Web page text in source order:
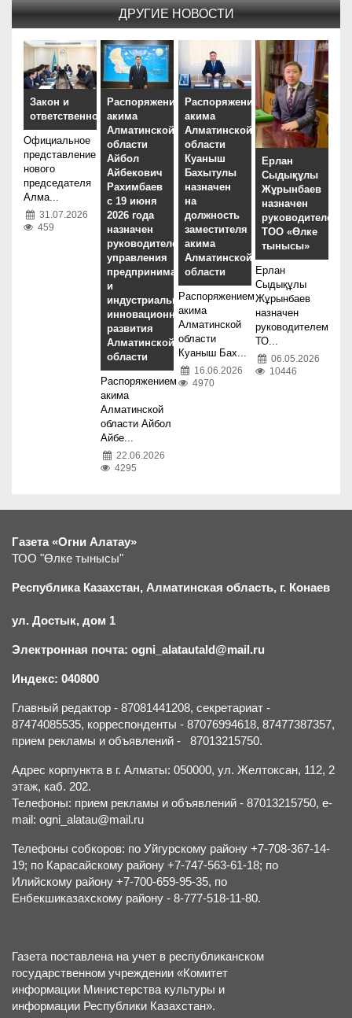
ДРУГИЕ НОВОСТИ
Закон и
ответственность
Официальное
представление
нового
председателя
Алма...
31.07.2026
459
Распоряжением
акима
Алматинской
области
Айбол
Айбекович
Рахимбаев
с 19 июня
2026 года
назначен
руководителем
управления
предпринимательства
и
индустриально-
инновационного
развития
Алматинской
области
Распоряжением
акима
Алматинской
области Айбол
Айбе...
22.06.2026
4295
Распоряжением
акима
Алматинской
области
Куаныш
Бахытулы
назначен
на
должность
заместителя
акима
Алматинской
области
Распоряжением
акима
Алматинской
области
Куаныш Бах...
16.06.2026
4970
Ерлан
Сыдықұлы
Жұрынбаев
назначен
руководителем
ТОО «Өлке
тынысы»
Ерлан
Сыдықұлы
Жұрынбаев
назначен
руководителем
ТО...
06.05.2026
10446
Газета «Огни Алатау»
ТОО "Өлке тынысы"
Республика Казахстан, Алматинская область, г. Конаев
ул. Достык, дом 1
Электронная почта: ogni_alatautald@mail.ru
Индекс: 040800
Главный редактор - 87081441208, секретариат -
87474085535, корреспонденты - 87076994618, 87477387357,
прием рекламы и объявлений - 87013215750.
Адрес корпункта в г. Алматы: 050000, ул. Желтоксан, 112, 2
этаж, каб. 202.
Телефоны: прием рекламы и объявлений - 87013215750, e-
mail: ogni_alatau@mail.ru
Телефоны собкоров: по Уйгурскому району +7-708-367-14-
19; по Карасайскому району +7-747-563-61-18; по
Илийскому району +7-700-659-95-35, по
Енбекшиказахскому району - 8-777-518-11-80.
Газета поставлена на учет в республиканском
государственном учреждении «Комитет
информации Министерства культуры и
информации Республики Казахстан».